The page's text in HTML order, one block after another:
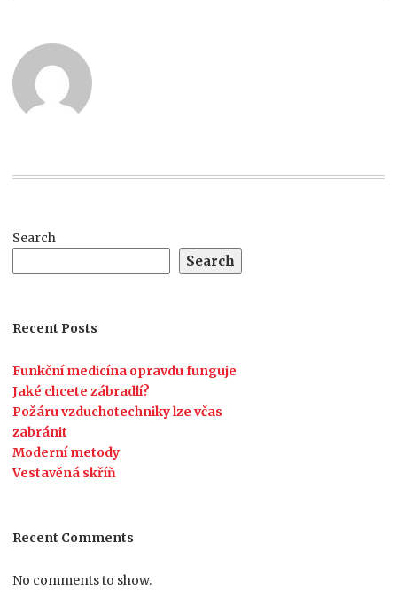
Search
Search
Recent Posts
Funkční medicína opravdu funguje
Jaké chcete zábradlí?
Požáru vzduchotechniky lze včas
zabránit
Moderní metody
Vestavěná skříň
Recent Comments
No comments to show.